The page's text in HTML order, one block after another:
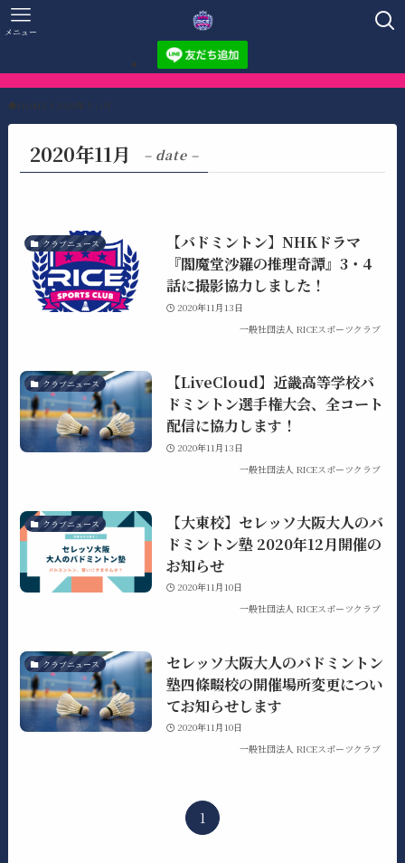
メニュー
HOME 2020年 11月
2020年11月 – date –
クラブニュース
【バドミントン】NHKドラマ
『閻魔堂沙羅の推理奇譚』3・4
話に撮影協力しました！
2020年11月13日
一般社団法人 RICEスポーツクラブ
クラブニュース
【LiveCloud】近畿高等学校バ
ドミントン選手権大会、全コート
配信に協力します！
2020年11月13日
一般社団法人 RICEスポーツクラブ
クラブニュース
【大東校】セレッソ大阪大人のバ
ドミントン塾 2020年12月開催の
お知らせ
2020年11月10日
一般社団法人 RICEスポーツクラブ
クラブニュース
セレッソ大阪大人のバドミントン
塾四條畷校の開催場所変更につい
てお知らせします
2020年11月10日
一般社団法人 RICEスポーツクラブ
1